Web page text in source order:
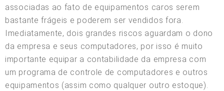
associadas ao fato de equipamentos caros serem
bastante frágeis e poderem ser vendidos fora.
Imediatamente, dois grandes riscos aguardam o dono
da empresa e seus computadores, por isso é muito
importante equipar a contabilidade da empresa com
um programa de controle de computadores e outros
equipamentos (assim como qualquer outro estoque).